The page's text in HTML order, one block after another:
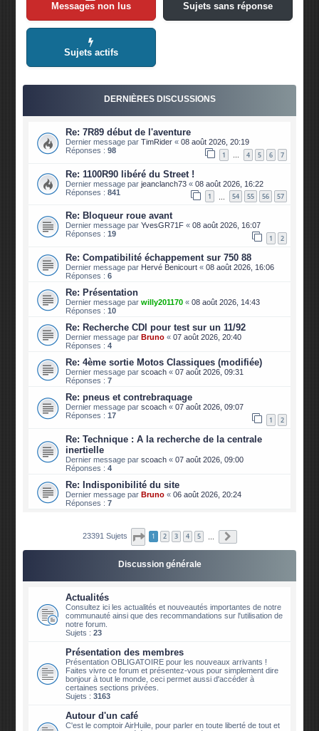
Messages non lus Sujets sans réponse
Sujets actifs
DERNIÈRES DISCUSSIONS
Re: 7R89 début de l'aventure
Dernier message parTimRider «08 août 2026, 20:19
Réponses :98 1 … 4 5 6 7
Re: 1100R90 libéré du Street !
Dernier message parjeanclanch73 «08 août 2026, 16:22
Réponses :841 1 54 55 56 57
Re: Bloqueur roue avant
Dernier message parYvesGR71F «08 août 2026, 16:07
Réponses :19 1 2
Re: Compatibilité échappement sur 750 88
Dernier message par Hervé Benicourt «08 août 2026, 16:06
Réponses :6
Re: Présentation
Dernier message parwilly201170 «08 août 2026, 14:43
Réponses :10
Re: Recherche CDI pour test sur un 11/92
Dernier message parBruno «07 août 2026, 20:40
Réponses :4
Re: 4ème sortie Motos Classiques (modifiée)
Dernier message parscoach «07 août 2026, 09:31
Réponses :7
Re: pneus et contrebraquage
Dernier message parscoach «07 août 2026, 09:07
Réponses :17 1 2
Re: Technique : A la recherche de la centrale
inertielle
Dernier message parscoach «07 août 2026, 09:00
Réponses :4
Re: Indisponibilité du site
Dernier message parBruno «06 août 2026, 20:24
Réponses :7
23391 Sujets Page 1sur2340
1 2 3 4 5 …
Discussion générale
Actualités
Consultez ici les actualités et nouveautés importantes de notre
communauté ainsi que des recommandations sur l'utilisation de
notre forum.
Sujets :23
Présentation des membres
Présentation OBLIGATOIRE pour les nouveaux arrivants !
Faites vivre ce forum et présentez-vous pour simplement dire
bonjour à tout le monde, ceci permet aussi d'accéder à
certaines sections privées.
Sujets :3163
Autour d'un café
C'est le comptoir AirHuile, pour parler en toute liberté de tout et